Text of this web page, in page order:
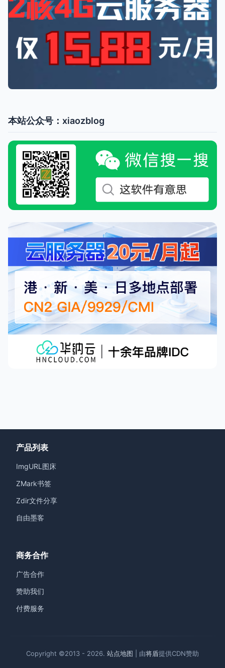
本站公众号：xiaozblog
产品列表
ImgURL图床
ZMark书签
Zdir文件分享
自由墨客
商务合作
广告合作
赞助我们
付费服务
Copyright ©2013 - 2026. 站点地图 | 由将盾提供CDN赞助